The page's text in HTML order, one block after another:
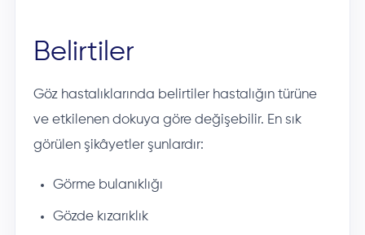
Belirtiler
Göz hastalıklarında belirtiler hastalığın türüne
ve etkilenen dokuya göre değişebilir. En sık
görülen şikâyetler şunlardır:
Görme bulanıklığı
Gözde kızarıklık